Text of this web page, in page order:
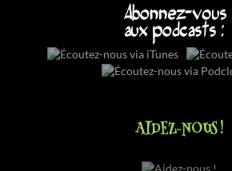
AIDEZ-NOUS !